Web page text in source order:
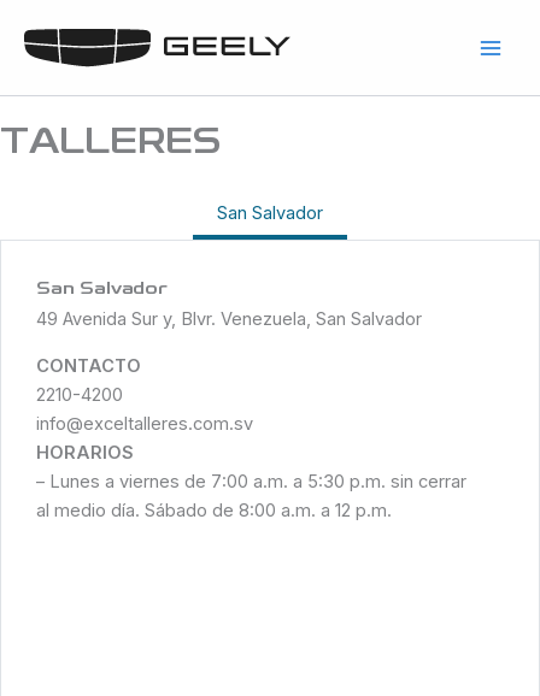
content
TALLERES
San Salvador
San Salvador
49 Avenida Sur y, Blvr. Venezuela, San Salvador
CONTACTO
2210-4200
info@exceltalleres.com.sv
HORARIOS
– Lunes a viernes de 7:00 a.m. a 5:30 p.m. sin cerrar
al medio día. Sábado de 8:00 a.m. a 12 p.m.